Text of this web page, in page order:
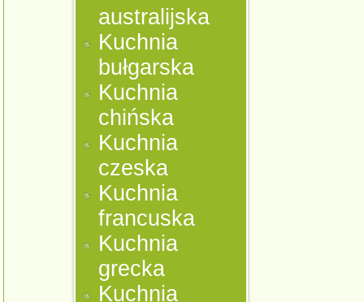
australijska
Kuchnia
bułgarska
Kuchnia
chińska
Kuchnia
czeska
Kuchnia
francuska
Kuchnia
grecka
Kuchnia